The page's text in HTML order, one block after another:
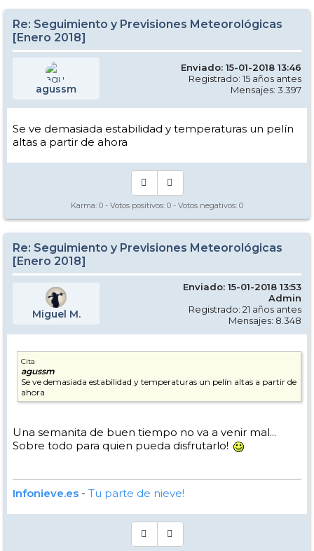
Re: Seguimiento y Previsiones Meteorológicas
[Enero 2018]
agussm
Enviado: 15-01-2018 13:46
Registrado: 15 años antes
Mensajes: 3.397
Se ve demasiada estabilidad y temperaturas un pelín
altas a partir de ahora
Karma: 0 - Votos positivos: 0 - Votos negativos: 0
Re: Seguimiento y Previsiones Meteorológicas
[Enero 2018]
Miguel M.
Enviado: 15-01-2018 13:53
Admin
Registrado: 21 años antes
Mensajes: 8.348
Cita
agussm
Se ve demasiada estabilidad y temperaturas un pelín altas a partir de
ahora
Una semanita de buen tiempo no va a venir mal...
Sobre todo para quien pueda disfrutarlo!
Infonieve.es - Tu parte de nieve!